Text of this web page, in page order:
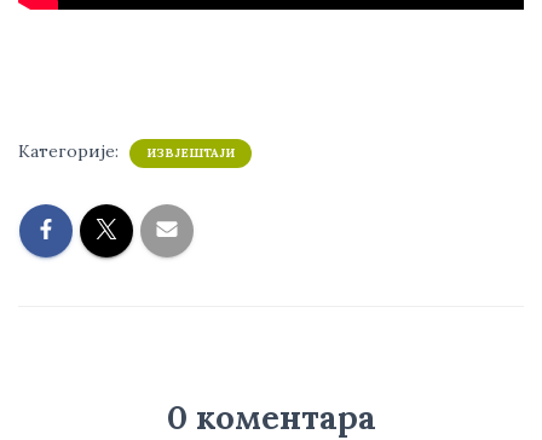
Категорије: ИЗВЈЕШТАЈИ
0 коментара